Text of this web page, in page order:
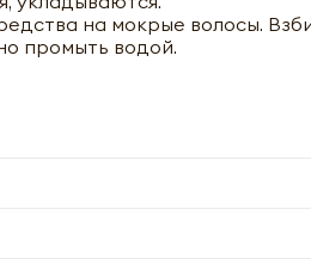
на мокрые волосы.
промыть водой.